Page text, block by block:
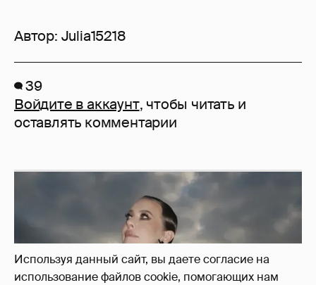
Используя данный сайт, вы даете согласие на
использование файлов cookie, помогающих нам
Автор: Julia15218
39
Войдите в аккаунт, чтобы читать и
оставлять комментарии